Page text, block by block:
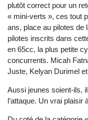
plutôt correct pour un
« mini-verts », ces tout
ans, place au pilotes de
pilotes inscrits dans
en 65cc, la plus petite
concurrents. Micah
Juste, Kelyan Durimel
Aussi jeunes soient-ils,
l’attaque. Un vrai plaisir